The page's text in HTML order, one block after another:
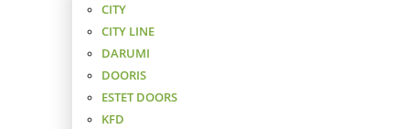
CITY
CITY LINE
DARUMI
DOORIS
ESTET DOORS
KFD